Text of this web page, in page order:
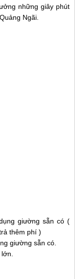
những giây phút
Ngãi.
giường sẵn có (
thêm phí )
giường sẵn có.